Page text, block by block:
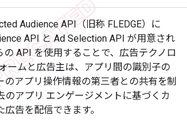
Audience API（旧称 FLEDGE）に
API と Ad Selection API が用意され
の API を使用することで、広告テクノロ
ームと広告主は、アプリ間の識別子の
のアプリ操作情報の第三者との共有を制
のアプリ エンゲージメントに基づくカ
告を配信できます。